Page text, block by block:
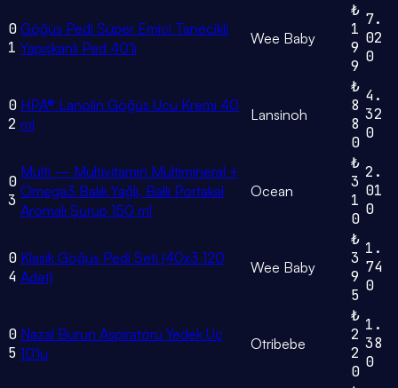
0
1
Göğüs Pedi Süper Emici Tanecikli
Yapışkanlı Ped 40'lı
Wee Baby
₺
1
9
9
7.
02
0
0
2
HPA® Lanolin Göğüs Ucu Kremi 40
ml
Lansinoh
₺
8
8
0
4.
32
0
0
3
Multi — Multivitamin Multimineral +
Omega3 Balık Yağlı, Ballı Portakal
Aromalı Şurup 150 ml
Ocean
₺
3
1
0
2.
01
0
0
4
Klasik Göğüs Pedi Seti (40x3 120
Adet)
Wee Baby
₺
3
9
5
1.
74
0
0
5
Nazal Burun Aspiratörü Yedek Uç
10'lu
Otribebe
₺
2
2
0
1.
38
0